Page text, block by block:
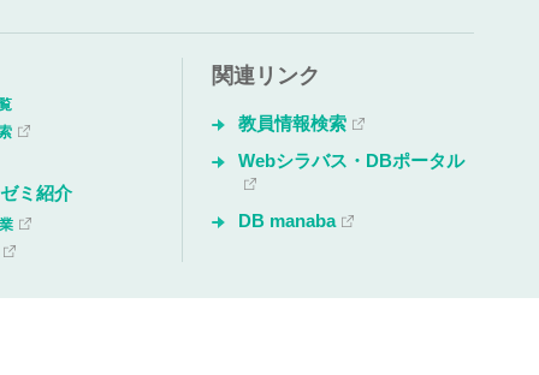
ミ紹介
関連リンク
教員情報検索
Webシラバス・DBポータル
DB manaba